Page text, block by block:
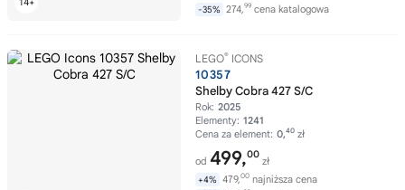
-35% 274,99 cena katalogowa
LEGO® ICONS
10357
Shelby Cobra 427 S/C
Rok: 2025
Elementy: 1241
Cena za element: 0,40 zł
od 499,00
zł
+4% 479,00 najniższa cena